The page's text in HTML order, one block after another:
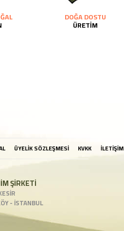
DOĞA DOSTU
ÜRETİM
ÜYELİK SÖZLEŞMESİ KVKK İLETİŞİM
ŞİRKETİ
- İSTANBUL